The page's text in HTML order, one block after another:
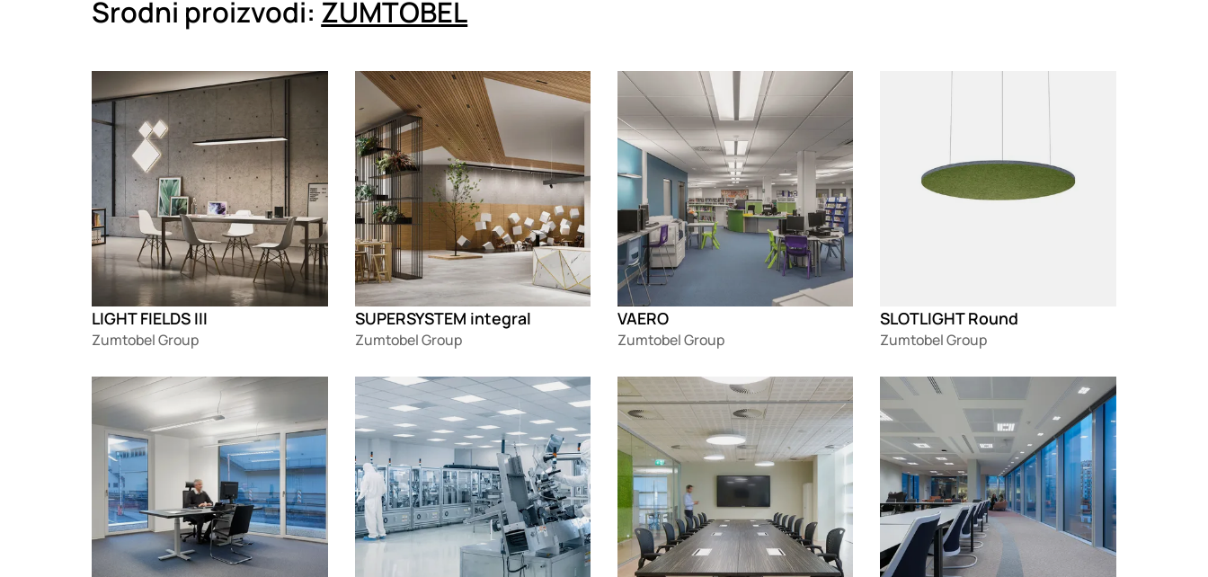
Srodni proizvodi: ZUMTOBEL
Loading
LIGHT FIELDS III
Zumtobel Group
Loading
SUPERSYSTEM integral
Zumtobel Group
Loading
VAERO
Zumtobel Group
SLOTLIGHT Round
Zumtobel Group
Loading Loading Loading Loading